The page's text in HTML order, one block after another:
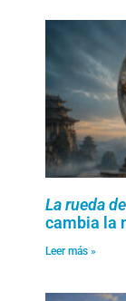
La rueda
cambia la
Leer más »